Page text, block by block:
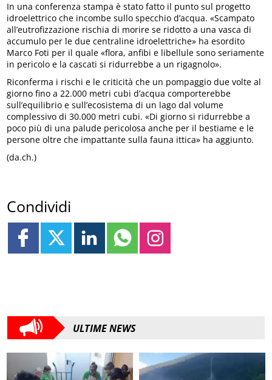
In una conferenza stampa è stato fatto il punto sul progetto
idroelettrico che incombe sullo specchio d’acqua. «Scampato
all’eutrofizzazione rischia di morire se ridotto a una vasca di
accumulo per le due centraline idroelettriche» ha esordito
Marco Foti per il quale «flora, anfibi e libellule sono seriamente
in pericolo e la cascati si ridurrebbe a un rigagnolo».
Riconferma i rischi e le criticità che un pompaggio due volte al
giorno fino a 22.000 metri cubi d’acqua comporterebbe
sull’equilibrio e sull’ecosistema di un lago dal volume
complessivo di 30.000 metri cubi. «Di giorno si ridurrebbe a
poco più di una palude pericolosa anche per il bestiame e le
persone oltre che impattante sulla fauna ittica» ha aggiunto.
(da.ch.)
Condividi
ULTIME NEWS